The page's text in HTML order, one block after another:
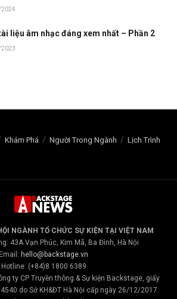
liệu âm nhạc đáng xem nhất – Phần 2
Khám Phá Người Trong Ngành Lịch Trình
NGÀNH TỔ CHỨC SỰ KIỆN TẠI VIỆT NAM
43A Vạn Phúc, Kim Mã, Ba Đình, Hà Nội
Email: hello@backstage.vn
Hotline: (+84)8 1800 6389
ty CP Truyền thông & Sự kiện Backstage, giấy
do Sở KH&ĐT Hà Nội cấp ngày 26/12/2017.